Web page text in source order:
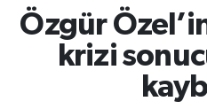
Özgür
krizi
Borsa Haberleri
İş Dünyası
Süper Lig Puan
Tüm Manşetler
Son Dakika Haberleri